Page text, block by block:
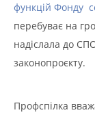
функцій Фонду
перебуває на
надіслала до
законопроєкту.
Профспілка